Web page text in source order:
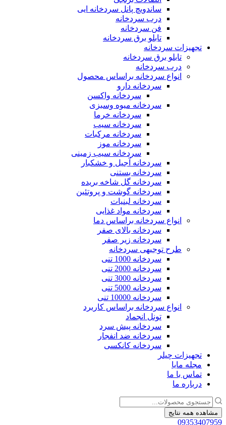
ساندویچ پانل سردخانه ایی
درب سردخانه
فن سردخانه
تابلو برق سردخانه
تجهیزات سردخانه
تابلو برق سردخانه
درب سردخانه
انواع سردخانه براساس محصول
سردخانه دارو
سردخانه واکسن
سردخانه میوه وسبزی
سردخانه خرما
سردخانه سیب
سردخانه مرکبات
سردخانه موز
سردخانه سیب زمینی
سردخانه آجیل و خشکبار
سردخانه بستنی
سردخانه گل شاخه بریده
سردخانه گوشت و پروتئین
سردخانه لبنیات
سردخانه مواد غذایی
انواع سردخانه براساس دما
سردخانه بالای صفر
سردخانه زیر صفر
طرح توجیهی سردخانه
سردخانه 1000 تنی
سردخانه 2000 تنی
سردخانه 3000 تنی
سردخانه 5000 تنی
سردخانه 10000 تنی
انواع سردخانه براساس کاربرد
تونل انجماد
سردخانه پیش سرد
سردخانه ضد انفجار
سردخانه کانکسی
تجهیزات چیلر
مجله مایا
تماس با ما
درباره ما
جستجو
...مشاهده همه نتایج
09353407959